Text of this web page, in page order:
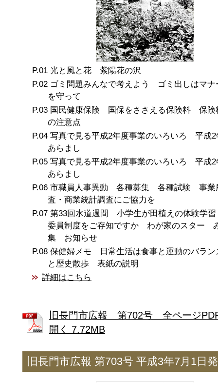
光と風と花 紫陽花の沢
ゴミ問題みんなで考えよう ゴミ出しはマナ
を守って
国民健康保険 国保をささえる保険料 保険
の注意点
写真で見る平成2年度事業のいろいろ 平成2
あらまし
写真で見る平成2年度事業のいろいろ 平成2
あらまし
市職員人事異動 各種募集 各種試験 事業
査・商業統計調査にご協力を
第33回水道週間 小学生が田植えの体験学
委員制度をご存知ですか わが家のスター
集 お知らせ
保健婦メモ 日常生活は食事と運動のバラ
と歴史散歩 表紙の説明
詳細はこちら
旧長門市広報 第702号 全ページ
開く 7.72MB
旧長門市広報 第703号 平成3年7月1日